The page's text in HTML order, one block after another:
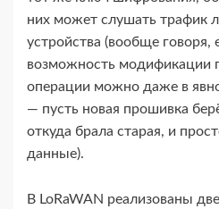
них может слушать трафик
устройства (вообще говоря,
возможность модификации
операции можно даже в
— пусть новая прошивка
откуда брала старая, и
данные).
В LoRaWAN реализованы